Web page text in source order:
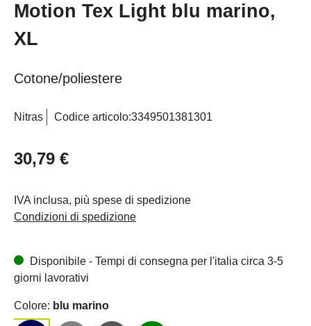
Motion Tex Light blu marino,
XL
Cotone/poliestere
Nitras Codice articolo:3349501381301
30,79 €
IVA inclusa, più spese di spedizione
Condizioni di spedizione
Disponibile - Tempi di consegna per l'italia circa 3-5
giorni lavorativi
Colore: blu marino